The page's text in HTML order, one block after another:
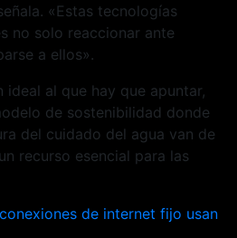
«Estas tecnologías
no solo reaccionar ante
a ellos».
ideal al que hay que apuntar,
de sostenibilidad donde
del cuidado del agua van de
recurso esencial para las
de internet fijo usan